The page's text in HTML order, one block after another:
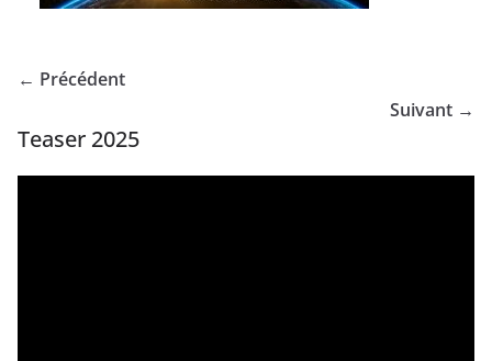
← Précédent
Suivant →
Teaser 2025